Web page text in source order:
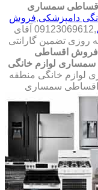
سمساری
دامپزشکی,فروش
,09123069612 آقای
روزی تضمین گارانتی
فروش اقساطی
سمساری لوازم خانگی
خانگی منطقه
سمساری